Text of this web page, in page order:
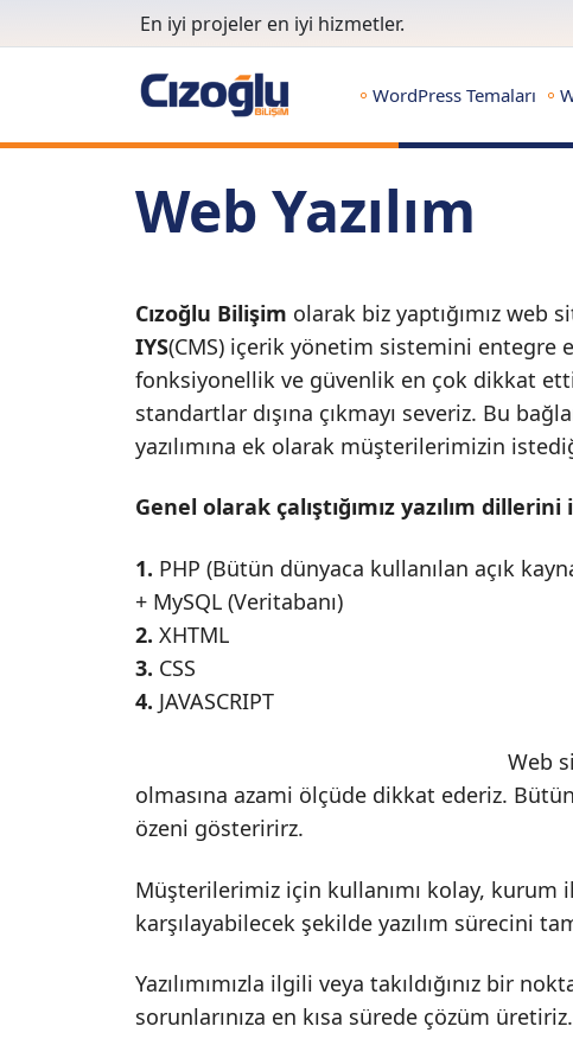
En iyi projeler en iyi hizmetler.
WordPress Temaları
Web Yazılım
Cızoğlu Bilişim olarak biz yaptığımız web
IYS(CMS) içerik yönetim sistemini entegre
fonksiyonellik ve güvenlik en çok dikkat
standartlar dışına çıkmayı severiz. Bu
yazılımına ek olarak müşterilerimizin
Genel olarak çalıştığımız yazılım
1. PHP (Bütün dünyaca kullanılan açık
+ MySQL (Veritabanı)
2. XHTML
3. CSS
4. JAVASCRIPT
Web
olmasına azami ölçüde dikkat ederiz.
özeni gösteririrz.
Müşterilerimiz için kullanımı kolay, kurum
karşılayabilecek şekilde yazılım sürecini
Yazılımımızla ilgili veya takıldığınız bir
sorunlarınıza en kısa sürede çözüm üretiriz.